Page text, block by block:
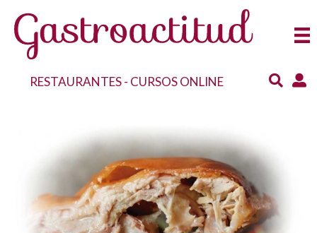
RESTAURANTES- CURSOS ONLINE